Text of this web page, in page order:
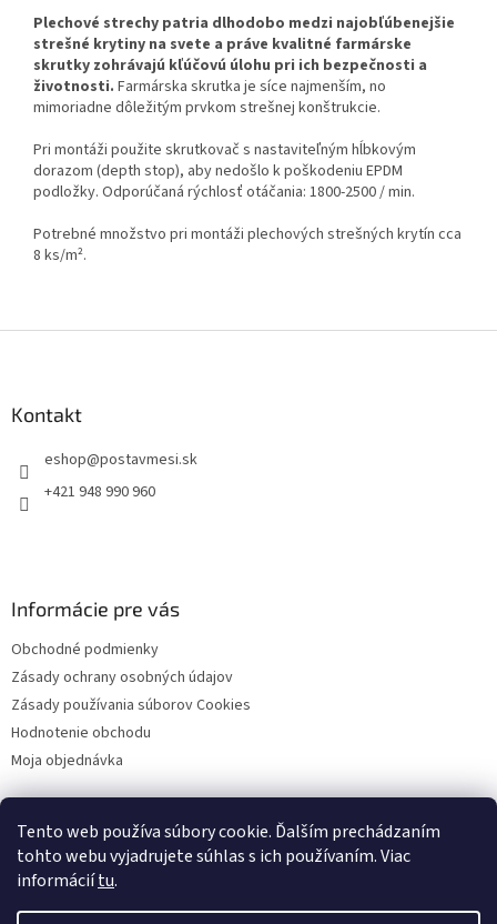
Tento web používa súbory cookie. Ďalším prechádzaním
tohto webu vyjadrujete súhlas s ich používaním. Viac
informáciítu.
Plechové strechy patria dlhodobo medzi najobľúbenejšie
strešné krytiny na svete a práve kvalitné farmárske
skrutky zohrávajú kľúčovú úlohu pri ich bezpečnosti a
životnosti. Farmárska skrutka je síce najmenším, no
mimoriadne dôležitým prvkom strešnej konštrukcie.
Pri montáži použite skrutkovač s nastaviteľným hĺbkovým
dorazom (depth stop), aby nedošlo k poškodeniu EPDM
podložky. Odporúčaná rýchlosť otáčania: 1800-2500 / min.
Potrebné množstvo pri montáži plechových strešných krytín cca
8 ks/m².
Kontakt
eshop@postavmesi.sk
+421 948 990 960
Informácie pre vás
Obchodné podmienky
Zásady ochrany osobných údajov
Zásady používania súborov Cookies
Hodnotenie obchodu
Moja objednávka
Facebook